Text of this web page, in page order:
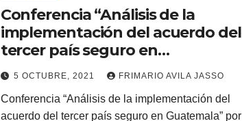
Conferencia “Análisis de la
implementación del acuerdo del
tercer país seguro en
Guatemala” por Fidel Arévalo y
María Luisa Calderón05 Octubre
2021 4ta. Semana Nacional de
5 OCTUBRE, 2021 FRIMARIO AVILA JASSO
Conferencia “Análisis de la implementación del
acuerdo del tercer país seguro en Guatemala” por